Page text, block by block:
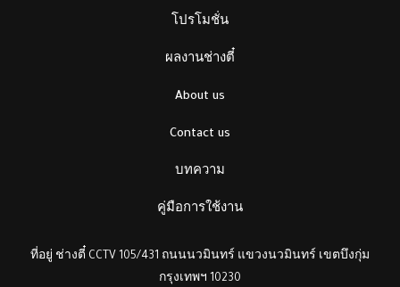
โปรโมชั่น
ผลงานช่างตี๋
About us
Contact us
บทความ
คู่มือการใช้งาน
ที่อยู่ ช่างตี๋ CCTV 105/431 ถนนนวมินทร์ แขวงนวมินทร์ เขตบึงกุ่ม
กรุงเทพฯ 10230